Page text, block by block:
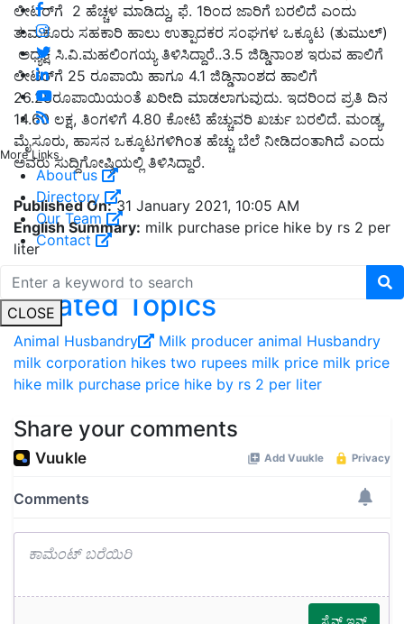
More Links
About us
Directory
Our Team
Contact
CLOSE
ಲೀಟರ್‌ಗೆ 2 ಹೆಚ್ಚಳ ಮಾಡಿದ್ದು, ಫೆ. 1ರಿಂದ ಜಾರಿಗೆ ಬರಲಿದೆ ಎಂದು
ತುಮಕೂರು ಸಹಕಾರಿ ಹಾಲು ಉತ್ಪಾದಕರ ಸಂಘಗಳ ಒಕ್ಕೂಟ (ತುಮುಲ್)
ಅಧ್ಯಕ್ಷ ಸಿ.ವಿ.ಮಹಲಿಂಗಯ್ಯ ತಿಳಿಸಿದ್ದಾರೆ..3.5 ಜಿಡ್ಡಿನಾಂಶ ಇರುವ ಹಾಲಿಗೆ
ಲೀಟರ್‌ಗೆ 25 ರೂಪಾಯಿ ಹಾಗೂ 4.1 ಜಿಡ್ಡಿನಾಂಶದ ಹಾಲಿಗೆ
26.28ರೂಪಾಯಿಯಂತೆ ಖರೀದಿ ಮಾಡಲಾಗುವುದು. ಇದರಿಂದ ಪ್ರತಿ ದಿನ
14.60 ಲಕ್ಷ, ತಿಂಗಳಿಗೆ 4.80 ಕೋಟಿ ಹೆಚ್ಚುವರಿ ಖರ್ಚು ಬರಲಿದೆ. ಮಂಡ್ಯ,
ಮೈಸೂರು, ಹಾಸನ ಒಕ್ಕೂಟಗಳಿಗಿಂತ ಹೆಚ್ಚು ಬೆಲೆ ನೀಡಿದಂತಾಗಿದೆ ಎಂದು
ಅವರು ಸುದ್ದಿಗೋಷ್ಠಿಯಲ್ಲಿ ತಿಳಿಸಿದ್ದಾರೆ.
Published On:31 January 2021, 10:05 AM
English Summary: milk purchase price hike by rs 2 per
liter
Related Topics
Animal Husbandry Milk producer animal Husbandry
milk corporation hikes two rupees milk price milk price
hike milk purchase price hike by rs 2 per liter
Share your comments